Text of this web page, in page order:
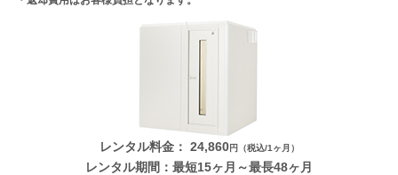
レンタル料金： 24,860円（税込/1ヶ月）
レンタル期間：最短15ヶ月～最長48ヶ月